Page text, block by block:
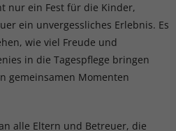
nur ein Fest für die Kinder,
ein unvergessliches Erlebnis. Es
wie viel Freude und
in die Tagespflege bringen
gemeinsamen Momenten
alle Eltern und Betreuer, die